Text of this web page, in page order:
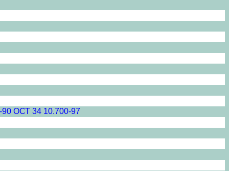
ОСТ 34 10.700-97